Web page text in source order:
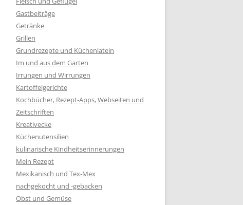
Gastbeiträge
Getränke
Grillen
Grundrezepte und Küchenlatein
Im und aus dem Garten
Irrungen und Wirrungen
Kartoffelgerichte
Kochbücher, Rezept-Apps, Webseiten und
Zeitschriften
Kreativecke
Küchenutensilien
kulinarische Kindheitserinnerungen
Mein Rezept
Mexikanisch und Tex-Mex
nachgekocht und -gebacken
Obst und Gemüse